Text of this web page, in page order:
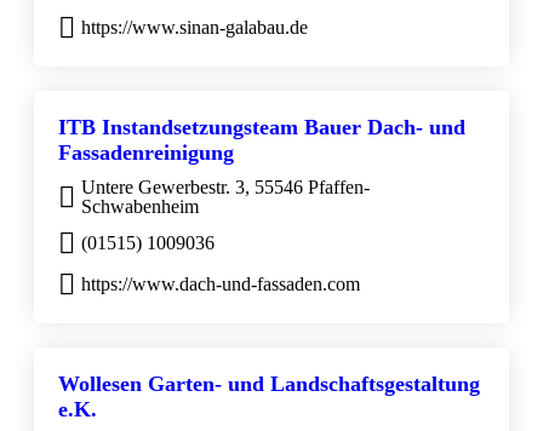
https://www.sinan-galabau.de
ITB Instandsetzungsteam Bauer Dach- und
Fassadenreinigung
Untere Gewerbestr. 3, 55546 Pfaffen-
Schwabenheim
(01515) 1009036
https://www.dach-und-fassaden.com
Wollesen Garten- und Landschaftsgestaltung
e.K.